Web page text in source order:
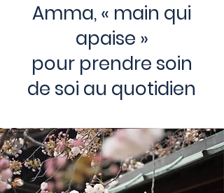
Amma, « main qui
apaise »
pour prendre soin
de soi au quotidien